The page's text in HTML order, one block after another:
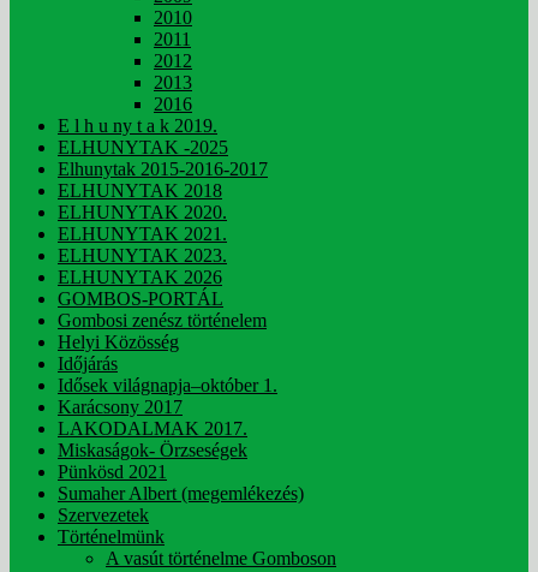
2010
2011
2012
2013
2016
E l h u ny t a k 2019.
ELHUNYTAK -2025
Elhunytak 2015-2016-2017
ELHUNYTAK 2018
ELHUNYTAK 2020.
ELHUNYTAK 2021.
ELHUNYTAK 2023.
ELHUNYTAK 2026
GOMBOS-PORTÁL
Gombosi zenész történelem
Helyi Közösség
Időjárás
Idősek világnapja–október 1.
Karácsony 2017
LAKODALMAK 2017.
Miskaságok- Örzseségek
Pünkösd 2021
Sumaher Albert (megemlékezés)
Szervezetek
Történelmünk
A vasút történelme Gomboson